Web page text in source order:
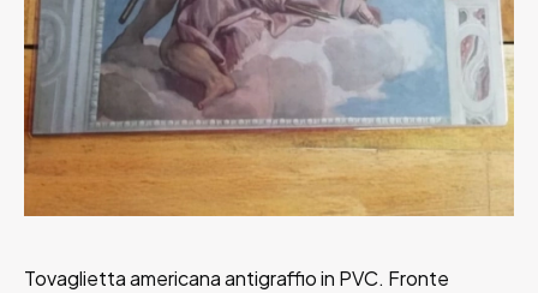
Tovaglietta americana antigraffio in PVC. Fronte